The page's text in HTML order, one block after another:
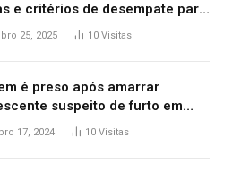
e critérios de desempate para
de famílias no Minha Casa,
25, 2025 10 Visitas
é preso após amarrar
suspeito de furto em
de cerca e agredi-lo
17, 2024 10 Visitas